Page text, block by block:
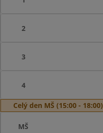
2
3
4
Celý den MŠ (15:00 - 18:00)
MŠ